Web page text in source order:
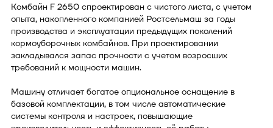
Комбайн F 2650 спроектирован с чистого листа, с учетом
опыта, накопленного компанией Ростсельмаш за годы
производства и эксплуатации предыдущих поколений
кормоуборочных комбайнов. При проектировании
закладывался запас прочности с учетом возросших
требований к мощности машин.
Машину отличает богатое опциональное оснащение в
базовой комплектации, в том числе автоматические
системы контроля и настроек, повышающие